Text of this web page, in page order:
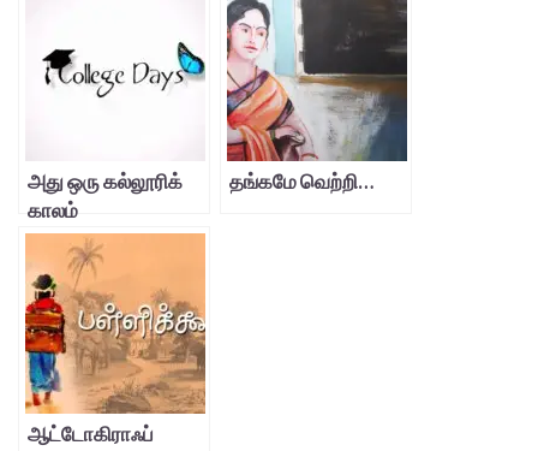
அது ஒரு கல்லூரிக்
காலம்
தங்கமே வெற்றி…
ஆட்டோகிராஃப்